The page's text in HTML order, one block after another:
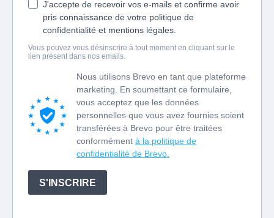
J'accepte de recevoir vos e-mails et confirme avoir
pris connaissance de votre politique de
confidentialité et mentions légales.
Vous pouvez vous désinscrire à tout moment en cliquant sur le
lien présent dans nos emails.
Nous utilisons Brevo en tant que plateforme
marketing. En soumettant ce formulaire,
vous acceptez que les données
personnelles que vous avez fournies soient
transférées à Brevo pour être traitées
conformément à la politique de
confidentialité de Brevo.
S'INSCRIRE